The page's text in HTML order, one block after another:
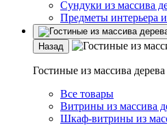
Сундуки из массива
Предметы интерьера
Назад
Гостиные из массива дерева
Все товары
Витрины из массива
Шкаф-витрины из